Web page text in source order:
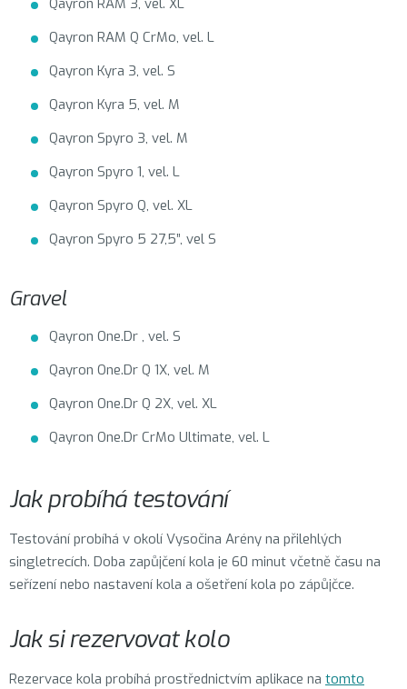
Qayron RAM Q CrMo, vel. L
Qayron Kyra 3, vel. S
Qayron Kyra 5, vel. M
Qayron Spyro 3, vel. M
Qayron Spyro 1, vel. L
Qayron Spyro Q, vel. XL
Qayron Spyro 5 27,5”, vel S
Gravel
Qayron One.Dr , vel. S
Qayron One.Dr Q 1X, vel. M
Qayron One.Dr Q 2X, vel. XL
Qayron One.Dr CrMo Ultimate, vel. L
Jak probíhá testování
Testování probíhá v okolí Vysočina Arény na přilehlých
singletrecích. Doba zapůjčení kola je 60 minut včetně času na
seřízení nebo nastavení kola a ošetření kola po zápůjčce.
Jak si rezervovat kolo
Rezervace kola probíhá prostřednictvím aplikace na tomto